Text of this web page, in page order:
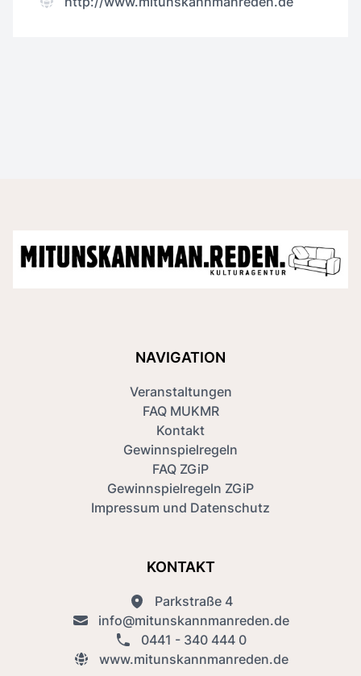
NAVIGATION
Veranstaltungen
FAQ MUKMR
Kontakt
Gewinnspielregeln
FAQ ZGiP
Gewinnspielregeln ZGiP
Impressum und Datenschutz
KONTAKT
Parkstraße 4
info@mitunskannmanreden.de
0441 - 340 444 0
www.mitunskannmanreden.de